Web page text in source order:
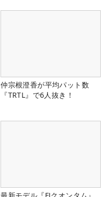
仲宗根澄香が平均パット数
『TRTL』で6人抜き！